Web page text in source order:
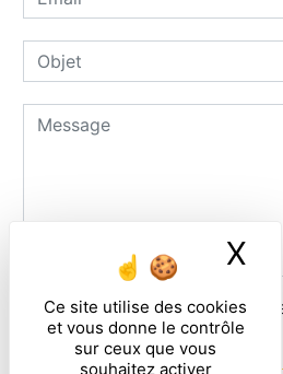
Ce site utilise des cookies
et vous donne le contrôle
sur ceux que vous
souhaitez activer
X
En cochant cette case,
particulières ci-dessous **